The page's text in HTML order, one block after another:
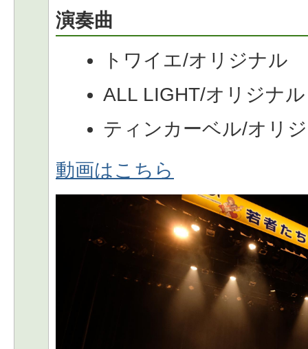
演奏曲
トワイエ/オリジナル
ALL LIGHT/オリジナル
ティンカーベル/オリ
動画はこちら